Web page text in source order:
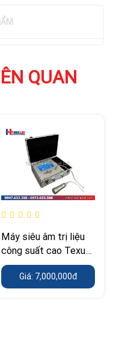
QUAN
Máy siêu âm trị liệu
công suất cao Texua
JC06 – 1.05MHz,
25WGiá: 7,000,000đ